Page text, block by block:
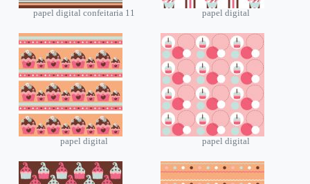
papel digital confeitaria 11 papel digital
papel digital papel digital